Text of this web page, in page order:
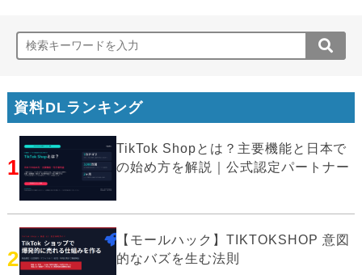
資料DLランキング
1
TikTok Shopとは？主要機能と日本で
の始め方を解説｜公式認定パートナー
2
【モールハック】TIKTOKSHOP 意図
的なバズを生む法則